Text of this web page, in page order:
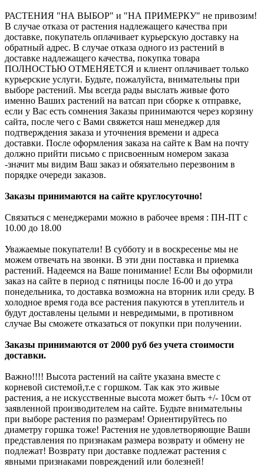
РАСТЕНИЯ "НА ВЫБОР" и "НА ПРИМЕРКУ" не привозим!
В случае отказа от растения надлежащего качества при
доставке, покупатель оплачивает курьерскую доставку на
обратный адрес. В случае отказа одного из растений в
доставке надлежащего качества, покупка товара
ПОЛНОСТЬЮ ОТМЕНЯЕТСЯ и клиент оплачивает только
курьерские услуги. Будьте, пожалуйста, внимательны при
выборе растений. Мы всегда рады выслать живые фото
именно Ваших растений на ватсап при сборке к отправке,
если у Вас есть сомнения Заказы принимаются через корзину
сайта, после чего с Вами свяжется наш менеджер для
подтверждения заказа и уточнения времени и адреса
доставки. После оформления заказа на сайте к Вам на почту
должно прийти письмо с присвоенным номером заказа
-значит мы видим Ваш заказ и обязательно перезвоним в
порядке очереди заказов.
Заказы принимаются на сайте круглосуточно!
Связаться с менеджерами можно в рабочее время : ПН-ПТ с
10.00 до 18.00
Уважаемые покупатели! В субботу и в воскресенье мы не
можем отвечать на звонки. В эти дни поставка и приемка
растений. Надеемся на Ваше понимание! Если Вы оформили
заказ на сайте в период с пятницы после 16-00 и до утра
понедельника, то доставка возможна на вторник или среду. В
холодное время года все растения пакуются в утеплитель и
будут доставлены целыми и невредимыми, в противном
случае Вы сможете отказаться от покупки при получении.
Заказы принимаются от 2000 руб без учета стоимости
доставки.
Важно!!!! Высота растений на сайте указана вместе с
корневой системой,т.е с горшком. Так как это живые
растения, а не искусственные высота может быть +/- 10см от
заявленной производителем на сайте. Будьте внимательны
при выборе растения по размерам! Ориентируйтесь по
диаметру горшка тоже! Растения не удовлетворяющие Ваши
представления по признакам размера возврату и обмену не
подлежат! Возврату при доставке подлежат растения с
явными признаками повреждений или болезней!